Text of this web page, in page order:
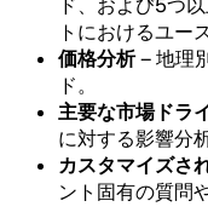
ド、および5つ
トにおけるユー
価格分析– 地理
ド。
主要な市場ドラ
に対する影響分析
カスタマイズさ
ント固有の質問